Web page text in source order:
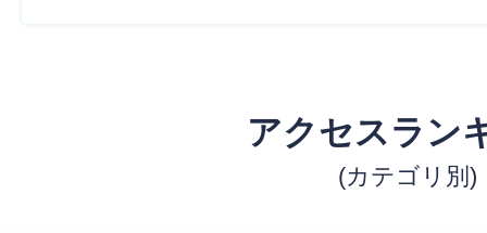
アクセスラン
(カテゴリ別)